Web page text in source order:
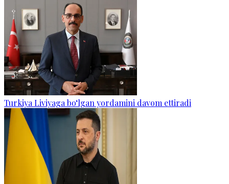
Turkiya Liviyaga bo‘lgan yordamini davom ettiradi